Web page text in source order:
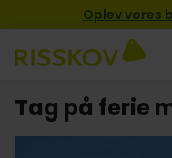
Oplev vores